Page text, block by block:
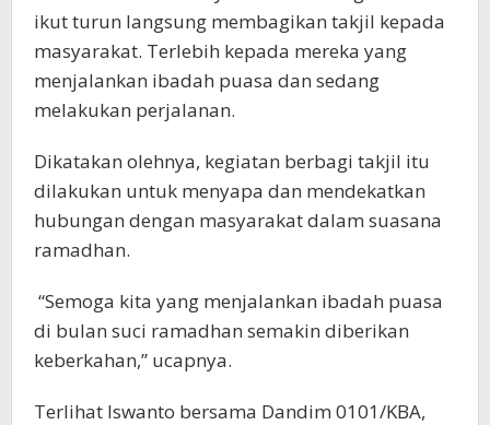
ikut turun langsung membagikan takjil kepada
masyarakat. Terlebih kepada mereka yang
menjalankan ibadah puasa dan sedang
melakukan perjalanan.
Dikatakan olehnya, kegiatan berbagi takjil itu
dilakukan untuk menyapa dan mendekatkan
hubungan dengan masyarakat dalam suasana
ramadhan.
“Semoga kita yang menjalankan ibadah puasa
di bulan suci ramadhan semakin diberikan
keberkahan,” ucapnya.
Terlihat Iswanto bersama Dandim 0101/KBA,